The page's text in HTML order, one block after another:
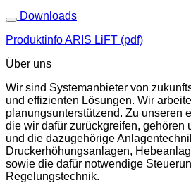
Downloads
Produktinfo ARIS LiFT (pdf)
Über uns
Wir sind Systemanbieter von
und effizienten Lösungen. Wir
planungsunterstützend. Zu unseren
die wir dafür zurückgreifen, gehören
und die dazugehörige
Druckerhöhungsanlagen,
sowie die dafür notwendige
Regelungstechnik.